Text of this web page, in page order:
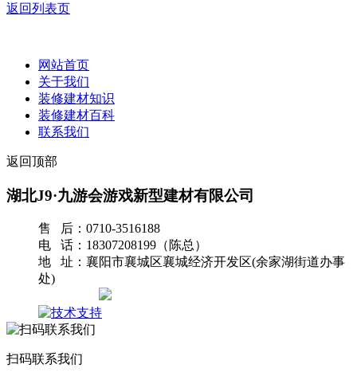
返回列表页
网站首页
关于我们
装修建材知识
装修建材百科
联系我们
返回顶部
湖北J9·九游会游戏新型建材有限公司
售 后：0710-3516188
电 话：18307208199（陈总）
地 址：襄阳市襄城区襄城经济开发区(余家湖街道办事
处)
扫码联系我们